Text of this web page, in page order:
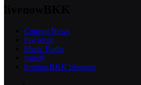
Concert News
live recap
Music Radar
variety
livenowBKK blogspot